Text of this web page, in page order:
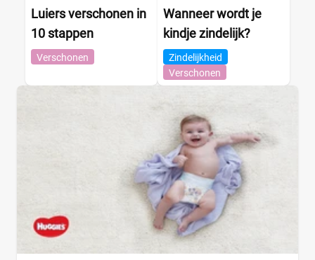
Luiers verschonen in
10 stappen
Verschonen
Wanneer wordt je
kindje zindelijk?
Zindelijkheid
Verschonen